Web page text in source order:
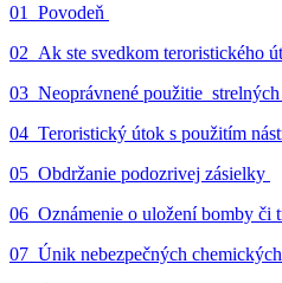
01_Povodeň
02_Ak ste svedkom teroristického
03_Neoprávnené použitie
04_Teroristický útok s použitím
05_Obdržanie podozrivej zásielky
06_Oznámenie o uložení bomby či
07_Únik nebezpečných